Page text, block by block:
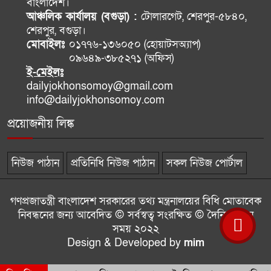
বাংলাদেশ।
আঞ্চলিক কার্যালয় (বগুড়া) : টোলারগেট, শেরপুর-৫৮৪০,
শেরপুর, বগুড়া।
মোবাইলঃ ০১৭৭৬-১৩৬০৫০ (হোয়াটসঅ্যাপ)
০৯৬৪৯-৩৮৫২৭১ (অফিস)
ই-মেইলঃ
dailyjokhonsomoy@gmail.com
info@dailyjokhonsomoy.com
প্রয়োজনীয় লিঙ্ক
নিউজ পাঠান প্রতিনিধি নিউজ পাঠান সকল নিউজ পোর্টাল
গণপ্রজাতন্ত্রী বাংলাদেশ সরকারের তথ্য মন্ত্রনালয়ের বিধি মোতাবেক
নিবন্ধনের জন্য আবেদিত © সর্বস্বত্ব সংরক্ষিত © দৈনিক যখন
সময় ২০২২
Design & Developed by mim